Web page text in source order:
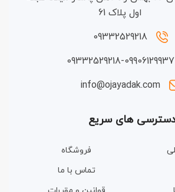
اول پلاک 61
09332529218
09332529218-09906129937
info@ojayadak.com
های سریع
فروشگاه
تماس با ما